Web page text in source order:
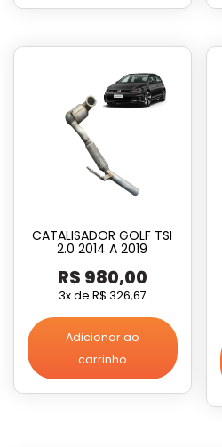
CATALISADOR GOLF TSI
2.0 2014 A 2019
R$ 980,00
3x de R$ 326,67
Adicionar ao
carrinho